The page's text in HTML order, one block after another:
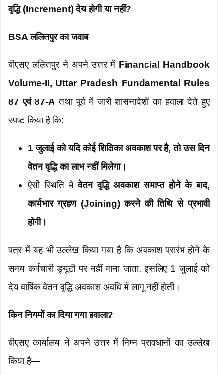
वृद्धि (Increment) देय होगी या नहीं?
BSA ललितपुर का जवाब
बीएसए ललितपुर ने अपने उत्तर में Financial Handbook
Volume-II, Uttar Pradesh Fundamental Rules
87 एवं 87-A तथा पूर्व में जारी शासनादेशों का हवाला देते हुए
स्पष्ट किया है कि:
1 जुलाई को यदि कोई शिक्षिका अवकाश पर है, तो उस दिन
वेतन वृद्धि का लाभ नहीं मिलेगा।
ऐसी स्थिति मेंवेतन वृद्धि अवकाश समाप्त होने के बाद,
कार्यभार ग्रहण (Joining) करने की तिथि से प्रभावी
होगी।
पत्र में यह भी उल्लेख किया गया है कि अवकाश प्रारंभ होने के
समय कर्मचारी ड्यूटी पर नहीं माना जाता, इसलिए 1 जुलाई को
देय वार्षिक वेतन वृद्धि अवकाश अवधि में लागू नहीं होती।
किन नियमों का दिया गया हवाला?
बीएसए कार्यालय ने अपने उत्तर में निम्न प्रावधानों का उल्लेख
किया है—